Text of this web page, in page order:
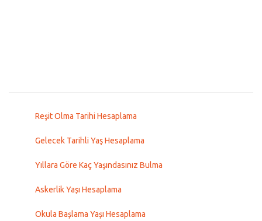
Reşit Olma Tarihi Hesaplama
Gelecek Tarihli Yaş Hesaplama
Yıllara Göre Kaç Yaşındasınız Bulma
Askerlik Yaşı Hesaplama
Okula Başlama Yaşı Hesaplama